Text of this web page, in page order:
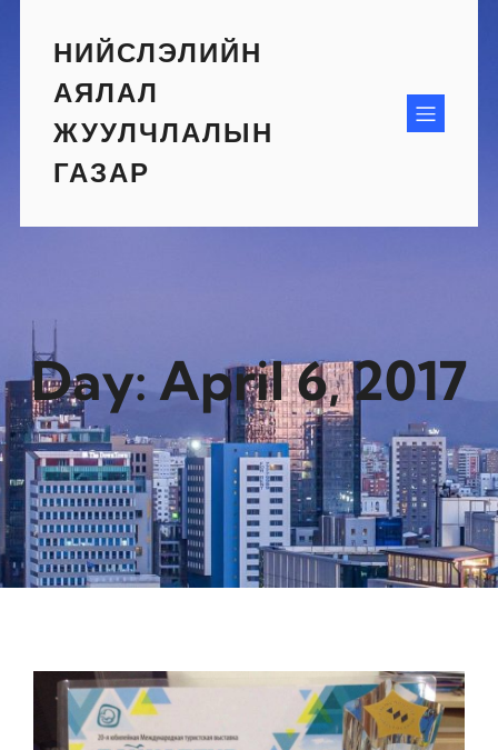
contentНИЙСЛЭЛИЙН
АЯЛАЛ
ЖУУЛЧЛАЛЫН
ГАЗАР
Day:April 6, 2017